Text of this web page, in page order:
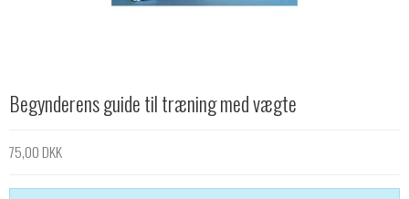
Begynderens guide til træning med vægte
75,00 DKK